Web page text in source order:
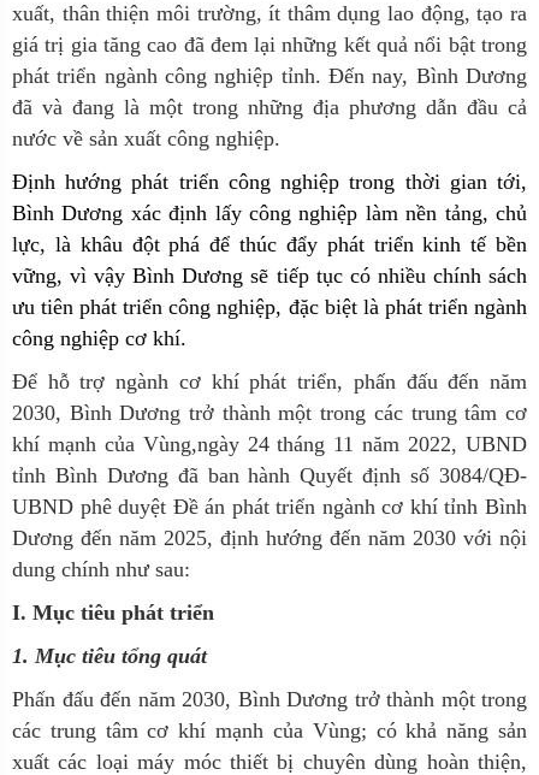
xuất, thân thiện môi trường, ít thâm dụng lao động, tạo ra
giá trị gia tăng cao đã đem lại những kết quả nổi bật trong
phát triển ngành công nghiệp tỉnh. Đến nay, Bình Dương
đã và đang là một trong những địa phương dẫn đầu cả
nước về sản xuất công nghiệp.
Địnhhướng phát triển công nghiệp trong thời gian tới,
Bình Dương xác định lấy công nghiệp làm nền tảng, chủ
lực, là khâu đột phá để thúc đẩy phát triển kinh tế bền
vững, vì vậy Bình Dương sẽ tiếp tục có nhiều chính sách
ưu tiên phát triển công nghiệp, đặc biệt là phát triển ngành
công nghiệp cơ khí.
Để hỗ trợ ngành cơ khí phát triển, phấn đấu đến năm
2030, Bình Dương trở thành một trong các trung tâm cơ
khí mạnh của Vùng,ngày 24 tháng 11 năm 2022, UBND
tỉnh Bình Dương đã ban hành Quyết định số 3084/QĐ-
UBND phê duyệt Đề án phát triển ngành cơ khí tỉnh Bình
Dương đến năm 2025, định hướng đến năm 2030 với nội
dung chính như sau:
I. Mục tiêu phát triển
1. Mục tiêu tổng quát
Phấn đấu đến năm 2030, Bình Dương trở thành một trong
các trung tâm cơ khí mạnh của Vùng; có khả năng sản
xuất các loại máy móc thiết bị chuyên dùng hoàn thiện,